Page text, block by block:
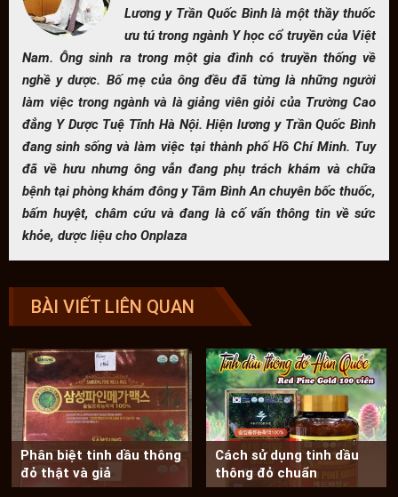
Lương y Trần Quốc Bình là một thầy thuốc
ưu tú trong ngành Y học cổ truyền của Việt
Nam. Ông sinh ra trong một gia đình có truyền thống về
nghề y dược. Bố mẹ của ông đều đã từng là những người
làm việc trong ngành và là giảng viên giỏi của Trường Cao
đẳng Y Dược Tuệ Tĩnh Hà Nội. Hiện lương y Trần Quốc Bình
đang sinh sống và làm việc tại thành phố Hồ Chí Minh. Tuy
đã về hưu nhưng ông vẫn đang phụ trách khám và chữa
bệnh tại phòng khám đông y Tâm Bình An chuyên bốc thuốc,
bấm huyệt, châm cứu và đang là cố vấn thông tin về sức
khỏe, dược liệu cho Onplaza
BÀI VIẾT LIÊN QUAN
Phân biệt tinh dầu thông
đỏ thật và giả
Cách sử dụng tinh dầu
thông đỏ chuẩn